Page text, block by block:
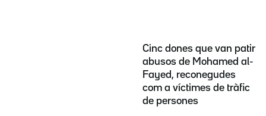
Cinc dones que van patir
abusos de Mohamed al-
Fayed, reconegudes
com a víctimes de tràfic
de persones